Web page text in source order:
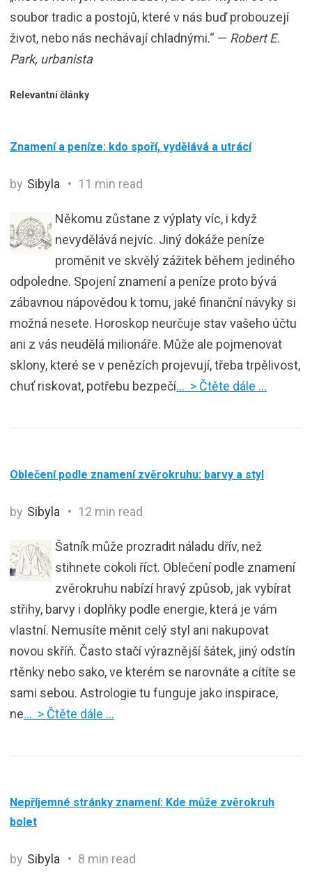
soubor tradic a postojů, které v nás buď probouzejí
život, nebo nás nechávají chladnými.“ — Robert E.
Park, urbanista
Relevantní články
Znamení a peníze: kdo spoří, vydělává a utrácí
by Sibyla 11 min read
Někomu zůstane z výplaty víc, i když
nevydělává nejvíc. Jiný dokáže peníze
proměnit ve skvělý zážitek během jediného
odpoledne. Spojení znamení a peníze proto bývá
zábavnou nápovědou k tomu, jaké finanční návyky si
možná nesete. Horoskop neurčuje stav vašeho účtu
ani z vás neudělá milionáře. Může ale pojmenovat
sklony, které se v penězích projevují, třeba trpělivost,
chuť riskovat, potřebu bezpečí… > Čtěte dále …
Oblečení podle znamení zvěrokruhu: barvy a styl
by Sibyla 12 min read
Šatník může prozradit náladu dřív, než
stihnete cokoli říct. Oblečení podle znamení
zvěrokruhu nabízí hravý způsob, jak vybírat
střihy, barvy i doplňky podle energie, která je vám
vlastní. Nemusíte měnit celý styl ani nakupovat
novou skříň. Často stačí výraznější šátek, jiný odstín
rtěnky nebo sako, ve kterém se narovnáte a cítíte se
sami sebou. Astrologie tu funguje jako inspirace,
ne… > Čtěte dále …
Nepříjemné stránky znamení: Kde může zvěrokruh
bolet
by Sibyla 8 min read